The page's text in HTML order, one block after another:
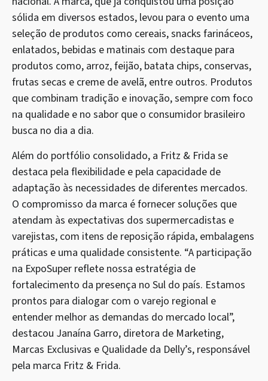
sólida em diversos estados, levou para o evento uma
seleção de produtos como cereais, snacks farináceos,
enlatados, bebidas e matinais com destaque para
produtos como, arroz, feijão, batata chips, conservas,
frutas secas e creme de avelã, entre outros. Produtos
que combinam tradição e inovação, sempre com foco
na qualidade e no sabor que o consumidor brasileiro
busca no dia a dia.
Além do portfólio consolidado, a Fritz & Frida se
destaca pela flexibilidade e pela capacidade de
adaptação às necessidades de diferentes mercados.
O compromisso da marca é fornecer soluções que
atendam às expectativas dos supermercadistas e
varejistas, com itens de reposição rápida, embalagens
práticas e uma qualidade consistente. “A participação
na ExpoSuper reflete nossa estratégia de
fortalecimento da presença no Sul do país. Estamos
prontos para dialogar com o varejo regional e
entender melhor as demandas do mercado local”,
destacou Janaína Garro, diretora de Marketing,
Marcas Exclusivas e Qualidade da Delly’s, responsável
pela marca Fritz & Frida.